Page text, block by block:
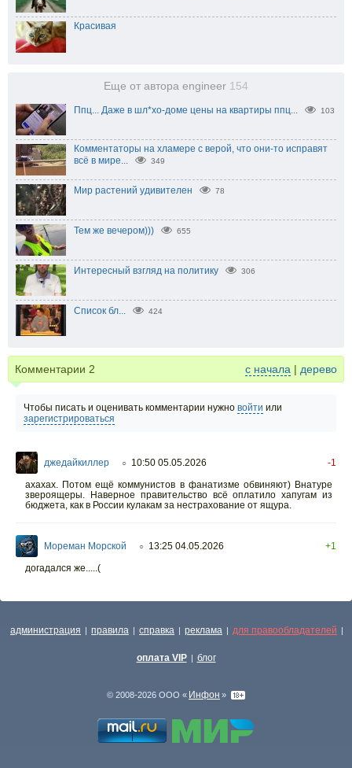
Красивая
Еще от автора engineer 154
Ппц... Даже в шл*хо-доме цены на квартиры ппц... 103
Комментаторы на хламере с верой, что они-то исправят
всё в мире...
349
Мир растений удивителен 78
Тем же вечером))) 655
Интересный взгляд на политику 306
Список бл... 424
Комментарии 2 с начала | дерево
Чтобы писать и оценивать комментарии нужно войти или
зарегистрироваться
джедайкиллер ○ 10:50 05.05.2026
-1
ахахах. Потом ещё коммунистов в фанатизме обвиняют) Внатуре
звероящеры. Наверное правительство всё оплатило хапугам из
бюджета, как в России кулакам за нестрахование от ящура.
Мореман Морской ○ 13:25 04.05.2026
+1
догадался же.....(
администрация | правила | справка | реклама | для правообладателей |
оплата VIP | блог
© 2008-2026 ООО « Инфон »